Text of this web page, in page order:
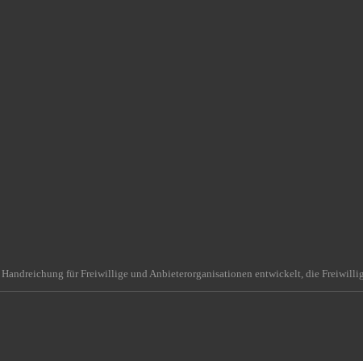
für Freiwillige und Anbieterorganisationen entwickelt, die